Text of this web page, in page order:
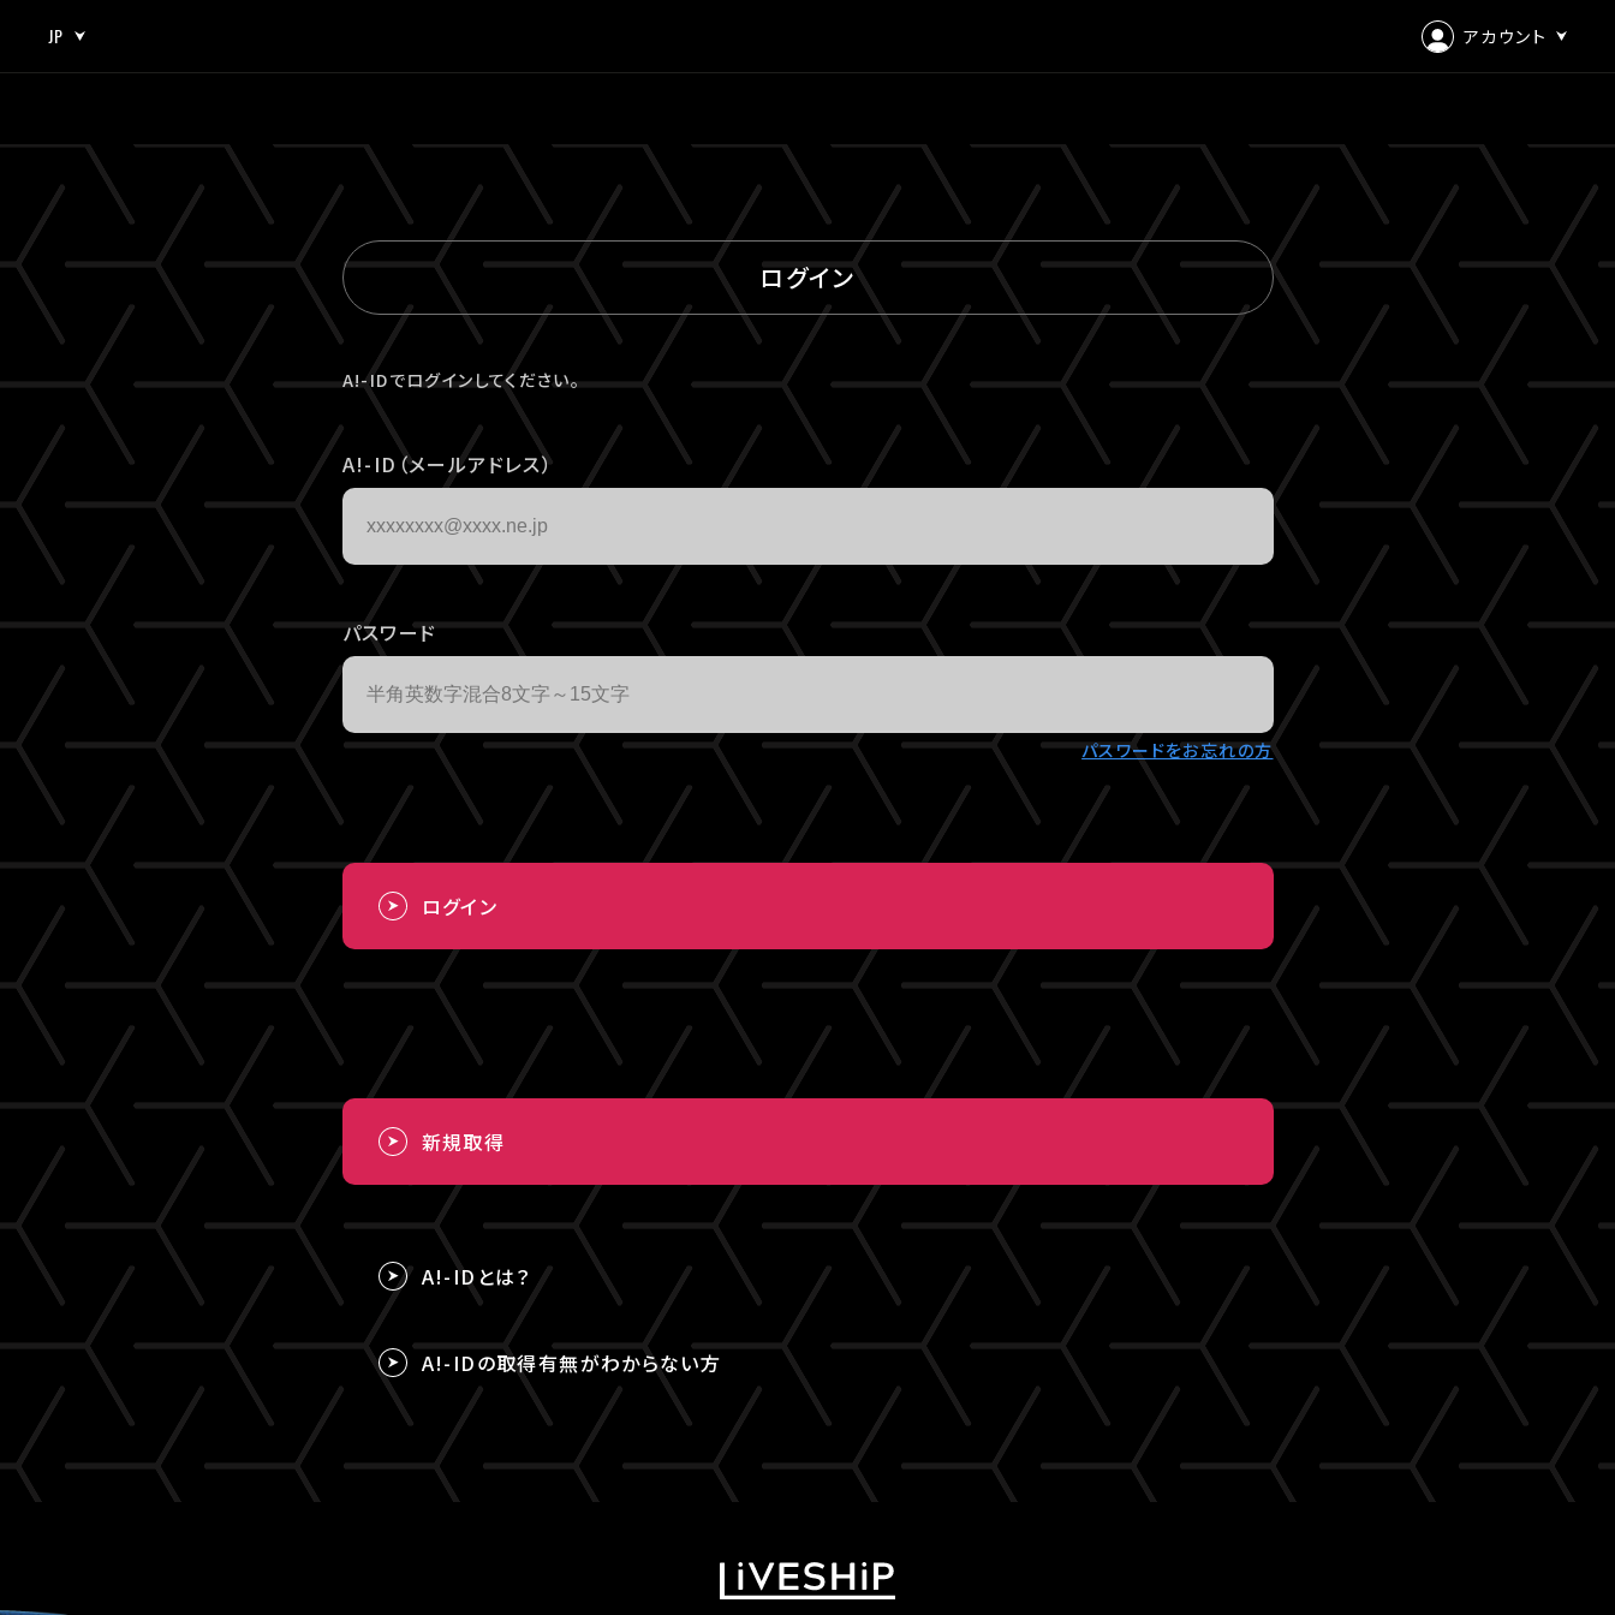
JP アカウント
EN
会員登録
ログイン
A!-IDでログインしてください。
A!-ID（メールアドレス）
パスワード
パスワードをお忘れの方
ログイン
新規取得
A!-IDとは？
A!-IDの取得有無がわからない方